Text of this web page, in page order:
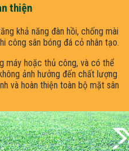
thiện
khả năng đàn hồi, chống mài
công sân bóng đá cỏ nhân tạo.
máy hoặc thủ công, và có thể
ảnh hưởng đến chất lượng
và hoàn thiện toàn bộ mặt sân